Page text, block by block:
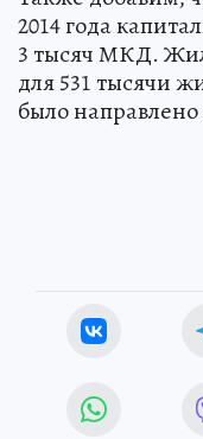
2014 года
3 тысяч МКД.
для 531 тысячи
было